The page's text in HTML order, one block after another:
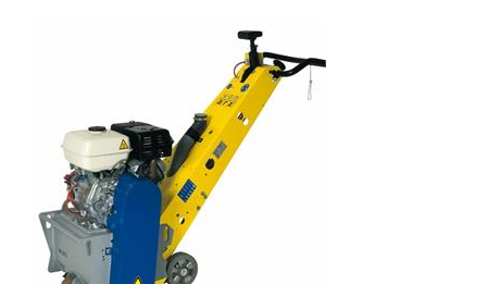
alanlarda çok hassas çalışma sağlar.
donatılabilir. Tambur yaklaşık 2 dakika
içinde değiştirilebilir. Bu da FR 200'ü hızlı
ve çeşitli uygulamalar için ideal makine
haline getirir. Benzinli veya elektrikli
makine olarak mevcuttur. Yan freze bıçağı
ana tambur ile birlikte çalıştırılmamalıdır
(sadece 1,5 kW motor için geçerlidir).
İşaretleme şirketleri için bir işaretleme
yeke olarak çok kanıtlanmıştır. Çalışma
genişliği: 200 mm